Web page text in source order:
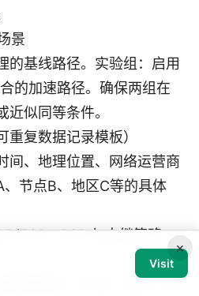
景
的基线路径。实验组：启用
的加速路径。确保两组在
近似同等条件。
重复数据记录模板）
间、地理位置、网络运营商
节点B、地区C等的具体
TCP、P2P 与中继策略
到端延迟、抖动、丢包、峰
×
Visit